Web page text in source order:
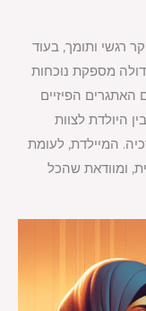
רגשי ותומך, בעוד
מספקת נוכחות
הפיזיים
היולדת לצוות
המיילדת, לעומת
ומוודאת שהכל